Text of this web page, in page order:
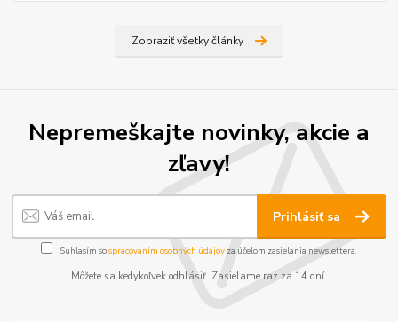
Zobraziť všetky články
Nepremeškajte novinky, akcie a
zľavy!
Prihlásiť sa
Súhlasím sospracovaním osobných údajov za účelom zasielania newslettera.
Môžete sa kedykoľvek odhlásiť. Zasielame raz za 14 dní.